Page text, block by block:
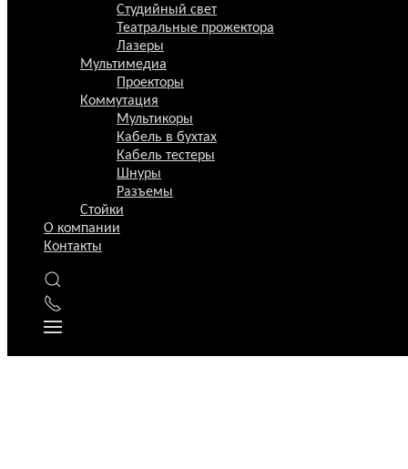
Студийный свет
Театральные прожектора
Лазеры
Мультимедиа
Проекторы
Коммутация
Мультикоры
Кабель в бухтах
Кабель тестеры
Шнуры
Разъемы
Стойки
О компании
Контакты